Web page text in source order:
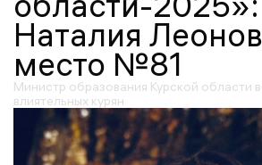
Наталия
место №81
Министр образования Курской области
влиятельных курян